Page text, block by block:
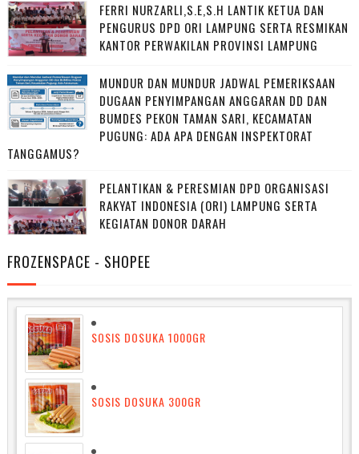
FERRI NURZARLI,S.E,S.H LANTIK KETUA DAN
PENGURUS DPD ORI LAMPUNG SERTA RESMIKAN
KANTOR PERWAKILAN PROVINSI LAMPUNG
MUNDUR DAN MUNDUR JADWAL PEMERIKSAAN
DUGAAN PENYIMPANGAN ANGGARAN DD DAN
BUMDES PEKON TAMAN SARI, KECAMATAN
PUGUNG: ADA APA DENGAN INSPEKTORAT
TANGGAMUS?
PELANTIKAN & PERESMIAN DPD ORGANISASI
RAKYAT INDONESIA (ORI) LAMPUNG SERTA
KEGIATAN DONOR DARAH
FROZENSPACE - SHOPEE
SOSIS DOSUKA 1000GR
SOSIS DOSUKA 300GR